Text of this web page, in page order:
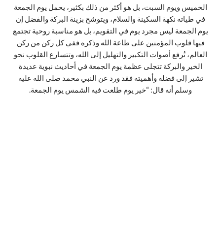
الخميس ويوم السبت، بل هو أكثر من ذلك بكثير، يحمل يوم الجمعة
في طياته نكهة السكينة والسلام، ويتوشح بزينة البركة والفضل إن
يوم الجمعة ليس مجرد يوم في التقويم، بل هو مناسبة روحية تجتمع
فيها قلوب المؤمنين على طاعة الله وذكره ففي كل ركن من ركن
العالم، تُرفع أصوات التكبير والتهليل إلى الله، وتتسارع القلوب نحو
الخير والبركة تتجلى عظمة يوم الجمعة في أحاديث نبوية عديدة
تشير إلى فضله وأهميته فقد ورد عن النبي محمد صلى الله عليه
وسلم أنه قال: “خير يوم طلعت فيه الشمس يوم الجمعة.